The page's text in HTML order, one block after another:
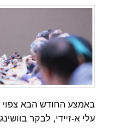
באמצע החודש הבא
עלי א-זיידי, לבקר